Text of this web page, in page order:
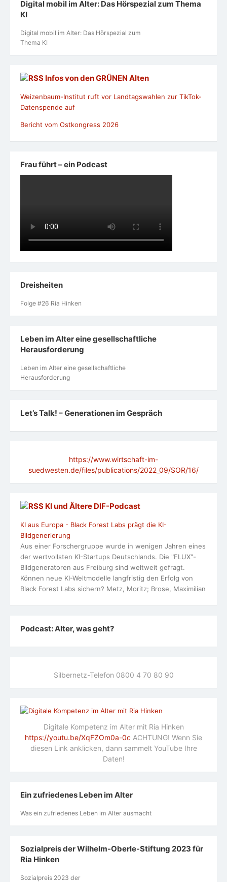
Digital mobil im Alter: Das Hörspezial zum Thema
KI
Digital mobil im Alter: Das Hörspezial zum
Thema KI
Infos von den GRÜNEN Alten
Weizenbaum-Institut ruft vor Landtagswahlen zur TikTok-
Datenspende auf
Bericht vom Ostkongress 2026
Frau führt – ein Podcast
Dreisheiten
Folge #26 Ria Hinken
Leben im Alter eine gesellschaftliche
Herausforderung
Leben im Alter eine gesellschaftliche
Herausforderung
Let’s Talk! – Generationen im Gespräch
https://www.wirtschaft-im-
suedwesten.de/files/publications/2022_09/SOR/16/
KI und Ältere DlF-Podcast
KI aus Europa - Black Forest Labs prägt die KI-
Bildgenerierung
Aus einer Forschergruppe wurde in wenigen Jahren eines
der wertvollsten KI-Startups Deutschlands. Die "FLUX"-
Bildgeneratoren aus Freiburg sind weltweit gefragt.
Können neue KI-Weltmodelle langfristig den Erfolg von
Black Forest Labs sichern? Metz, Moritz; Brose, Maximilian
Podcast: Alter, was geht?
Silbernetz-Telefon 0800 4 70 80 90
Digitale Kompetenz im Alter mit Ria Hinken
https://youtu.be/XqFZOm0a-0c ACHTUNG! Wenn Sie
diesen Link anklicken, dann sammelt YouTube Ihre
Daten!
Ein zufriedenes Leben im Alter
Was ein zufriedenes Leben im Alter ausmacht
Sozialpreis der Wilhelm-Oberle-Stiftung 2023 für
Ria Hinken
Sozialpreis 2023 der